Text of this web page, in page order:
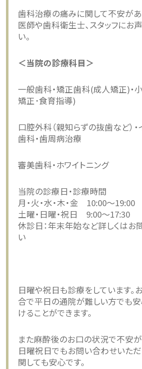
歯科治療の痛みに関して不安が
医師や歯科衛生士、スタッフにお
い。
＜当院の診療科目＞
一般歯科・矯正歯科(成人矯正)・
矯正･食育指導)
口腔外科（親知らずの抜歯など）・
歯科・歯周病治療
審美歯科・ホワイトニング
当院の診療日・診療時間
月・火・水・木・金 10:00〜19:00
土曜・日曜・祝日 9:00〜17:30
休診日：年末年始など詳しくはお
い
日曜や祝日も診療をしています。
合で平日の通院が難しい方でも
けることができます。
また麻酔後のお口の状況で不安が
日曜祝日でもお問い合わせいただ
関しても安心です。